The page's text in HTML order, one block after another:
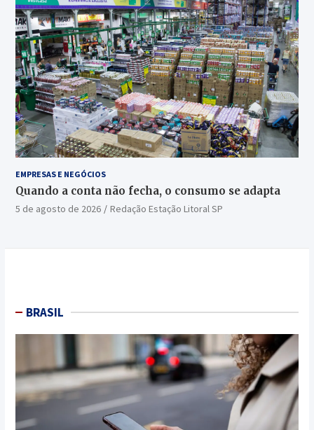
EMPRESAS E NEGÓCIOS
Quando a conta não fecha, o consumo se adapta
5 de agosto de 2026 Redação Estação Litoral SP
BRASIL